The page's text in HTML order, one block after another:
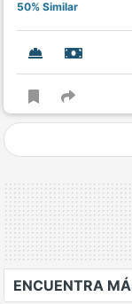
50% Similar
ENCUENTRA